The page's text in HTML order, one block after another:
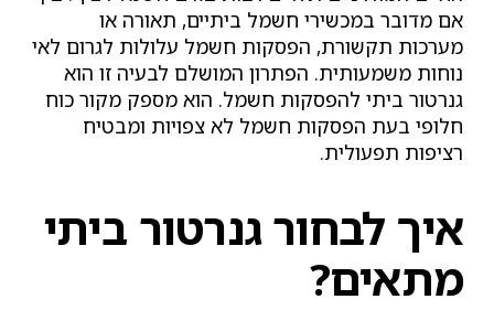
אם מדובר במכשירי חשמל ביתיים, תאורה או
מערכות תקשורת, הפסקות חשמל עלולות לגרום לאי
נוחות משמעותית. הפתרון המושלם לבעיה זו הוא
גנרטור ביתי להפסקות חשמל. הוא מספק מקור כוח
חלופי בעת הפסקות חשמל לא צפויות ומבטיח
רציפות תפעולית.
איך לבחור גנרטור ביתי
מתאים?